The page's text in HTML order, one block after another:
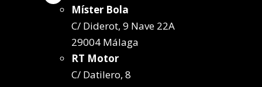
Míster Bola
C/ Diderot, 9 Nave 22A
29004 Málaga
RT Motor
C/ Datilero, 8